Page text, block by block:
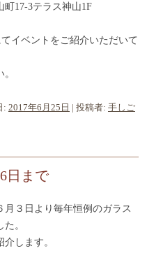
町17-3テラス神山1F
てイベントをご紹介いただいて
: 2017年6月25日 | 投稿者: 手しご
日まで
月３日より毎年恒例のガラス
。
します。